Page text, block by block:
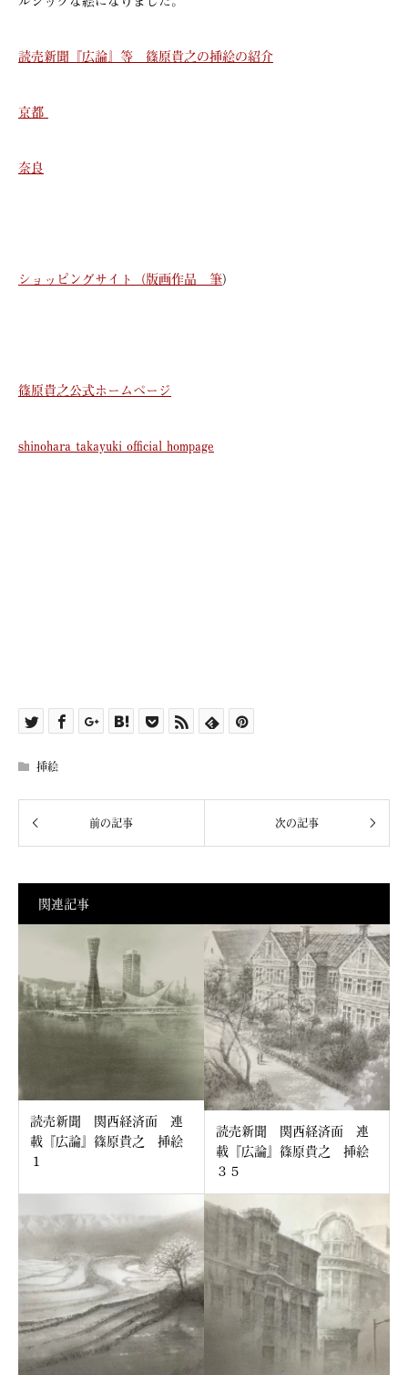
読売新聞『広論』等 篠原貴之の挿絵の紹介
京都
奈良
ショッピングサイト（版画作品 筆）
篠原貴之公式ホームページ
shinohara takayuki official hompage
挿絵
関連記事
読売新聞 関西経済面 連
載『広論』篠原貴之 挿絵
１
読売新聞 関西経済面 連
載『広論』篠原貴之 挿絵
３５